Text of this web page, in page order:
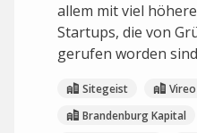
allem mit viel
Startups, die von
gerufen worden
Sitegeist
Brandenburg Kapital